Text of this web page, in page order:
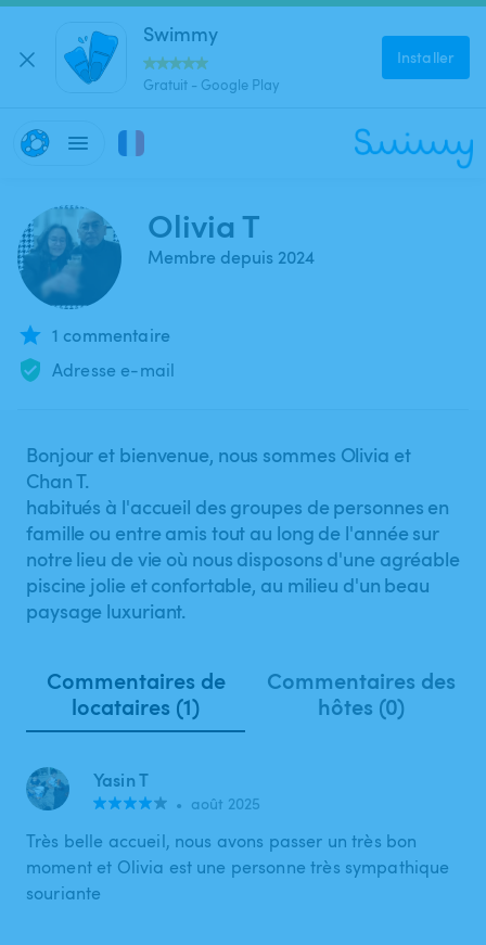
Swimmy
Gratuit - Google Play
Installer
Olivia T
Membre depuis 2024
1 commentaire
Adresse e-mail
Bonjour et bienvenue, nous sommes Olivia et
Chan T.
habitués à l'accueil des groupes de personnes en
famille ou entre amis tout au long de l'année sur
notre lieu de vie où nous disposons d'une agréable
piscine jolie et confortable, au milieu d'un beau
paysage luxuriant.
Commentaires de
locataires (1)
Commentaires des
hôtes (0)
Yasin T
• août 2025
Très belle accueil, nous avons passer un très bon
moment et Olivia est une personne très sympathique
souriante